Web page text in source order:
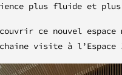
plus fluide et
ce nouvel
visite à l’Espace